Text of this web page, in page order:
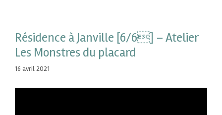
Résidence à Janville [6/6] – Atelier
Les Monstres du placard
16 avril 2021